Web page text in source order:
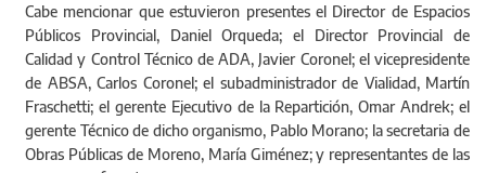
Cabe mencionar que estuvieron presentes el Director de Espacios
Públicos Provincial, Daniel Orqueda; el Director Provincial de
Calidad y Control Técnico de ADA, Javier Coronel; el vicepresidente
de ABSA, Carlos Coronel; el subadministrador de Vialidad, Martín
Fraschetti; el gerente Ejecutivo de la Repartición, Omar Andrek; el
gerente Técnico de dicho organismo, Pablo Morano; la secretaria de
Obras Públicas de Moreno, María Giménez; y representantes de las